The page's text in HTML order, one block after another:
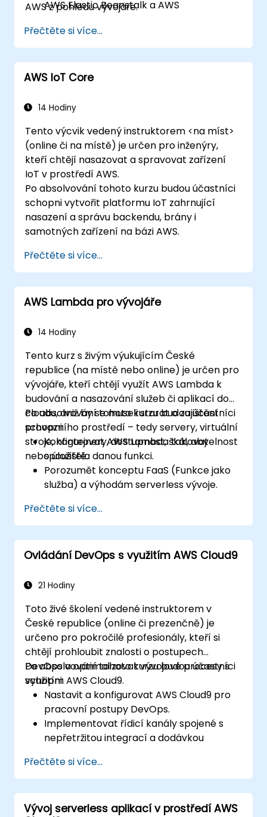
AWS Elastic Beanstalk a AWS
AWS z pohledu vývojáře.
Přečtěte si více...
AWS IoT Core
14 Hodiny
Tento výcvik vedený instruktorem <na míst>
(online či na místě) je určen pro inženýry,
kteří chtějí nasazovat a spravovat zařízení
IoT v prostředí AWS.
Po absolvování tohoto kurzu budou účastníci
schopni vytvořit platformu IoT zahrnující
nasazení a správu backendu, brány i
samotných zařízení na bázi AWS.
Přečtěte si více...
AWS Lambda pro vývojáře
14 Hodiny
Tento kurz s živým výukujícím České
republice (na místě nebo online) je určen pro
vývojáře, kteří chtějí využít AWS Lambda k
budování a nasazování služeb či aplikací do
cloudu, aniž by se museli starat o zajištění
provozního prostředí – tedy servery, virtuální
stroje, kontejnery, dostupnost, škálovatelnost
nebo úložiště.
Po absolvování tohoto kurzu budou účastníci
schopni:
Konfigurovat AWS Lambda tak, aby
spouštěla danou funkci.
Porozumět konceptu FaaS (Funkce jako
služba) a výhodám serverless vývoje.
AWS Lambda.
Integrovat funkce Lambda s různými
zdroji událostí.
Balit, nasazovat, monitorovat a řešit
AWS Lambda.
Přečtěte si více...
Ovládání DevOps s využitím AWS Cloud9
21 Hodiny
Toto živé školení vedené instruktorem v
České republice (online či prezenčně) je
určeno pro pokročilé profesionály, kteří si
chtějí prohloubit znalosti o postupech
DevOps a optimalizovat vývojové procesy s
využitím AWS Cloud9.
Po absolvování tohoto kurzu budou účastníci
schopni:
Nastavit a konfigurovat AWS Cloud9 pro
pracovní postupy DevOps.
Implementovat řídicí kanály spojené s
nepřetržitou integrací a dodávkou
Automatizovat testování, monitorování a
nasazování pomocí AWS Cloud9.
Integrovat služby AWS jako Lambda, EC2 a
S3 do postupů DevOps.
Přečtěte si více...
Vývoj serverless aplikací v prostředí AWS